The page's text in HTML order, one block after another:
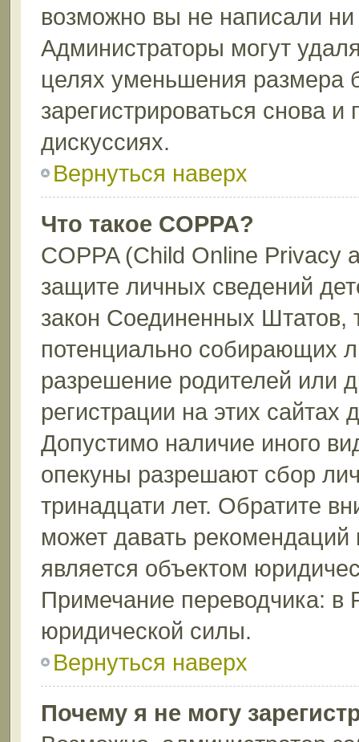
возможно вы не написали
Администраторы могут
целях уменьшения размера
зарегистрироваться снова и
дискуссиях.
Вернуться наверх
Что такое COPPA?
COPPA (Child Online Privacy
защите личных сведений
закон Соединенных Штатов,
потенциально собирающих
разрешение родителей или
регистрации на этих
Допустимо наличие иного
опекуны разрешают сбор
тринадцати лет. Обратите
может давать
является объектом
Примечание переводчика: в
юридической силы.
Вернуться наверх
Почему я не могу